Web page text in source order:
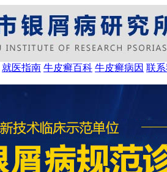
就医指南 牛皮癣百科 牛皮癣病因 联